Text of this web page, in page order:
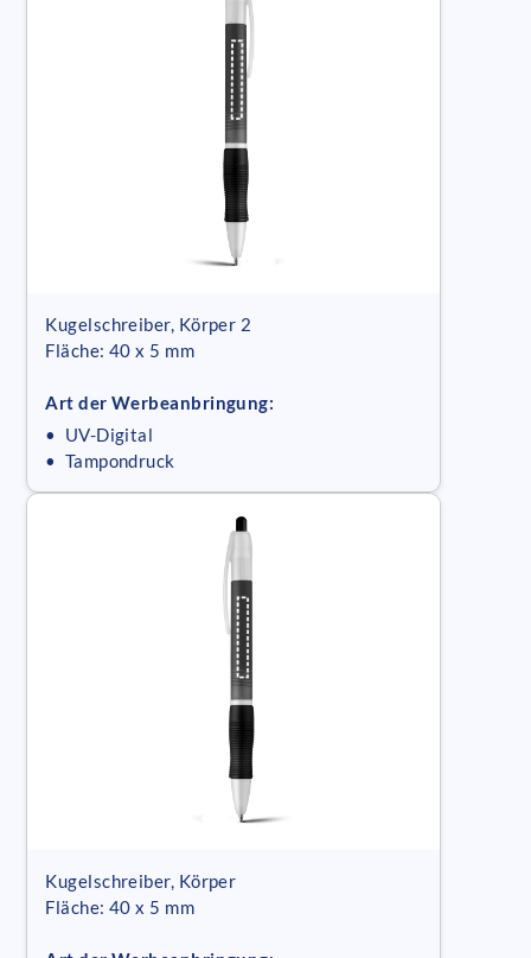
Kugelschreiber, Körper 2
Fläche: 40 x 5 mm
Art der Werbeanbringung:
• UV-Digital
• Tampondruck
Kugelschreiber, Körper
Fläche: 40 x 5 mm